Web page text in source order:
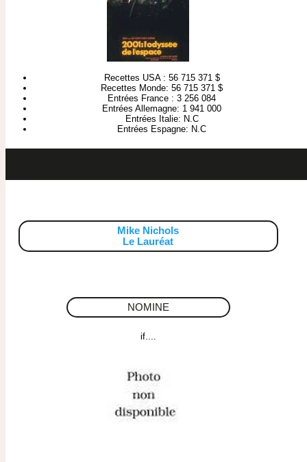
Recettes USA : 56 715 371 $
Recettes Monde: 56 715 371 $
Entrées France : 3 256 084
Entrées Allemagne: 1 941 000
Entrées Italie: N.C
Entrées Espagne: N.C
Mike Nichols
Le Lauréat
NOMINE
if....